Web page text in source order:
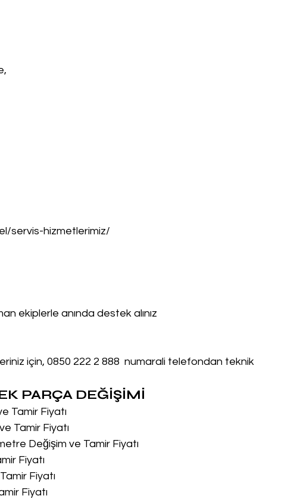
servis-hizmetlerimiz/
ekiplerle anında destek alınız
için, 0850 222 2 888  numarali telefondan teknik
PARÇA DEĞİŞİMİ
Tamir Fiyatı
Tamir Fiyatı
Değişim ve Tamir Fiyatı
Fiyatı
Fiyatı
Fiyatı